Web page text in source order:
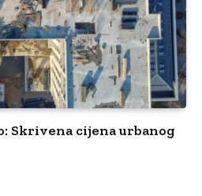
Skrivena cijena urbanog